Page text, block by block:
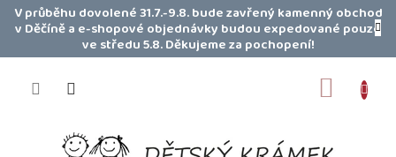
PřejítV průběhu dovolené 31.7.-9.8. bude zavřený kamenný obchod
v Děčíně a e-shopové objednávky budou expedované pouze
ve středu 5.8. Děkujeme za pochopení!